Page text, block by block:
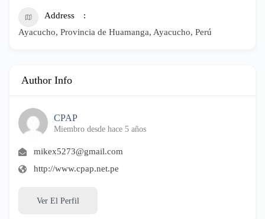
Address
Ayacucho, Provincia de Huamanga, Ayacucho, Perú
Author Info
CPAP
Miembro desde hace 5 años
mikex5273@gmail.com
http://www.cpap.net.pe
Ver El Perfil